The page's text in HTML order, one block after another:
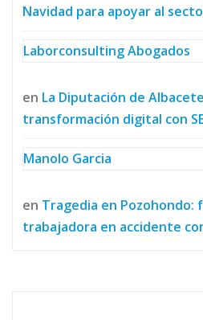
Navidad para apoyar al
Laborconsulting Abogados
en La Diputación de
transformación digital con
Manolo Garcia
en Tragedia en Pozohondo:
trabajadora en accidente